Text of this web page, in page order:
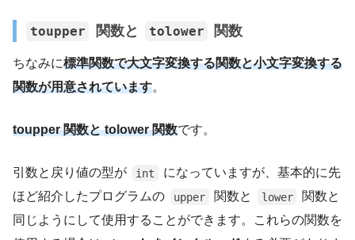
toupper 関数と tolower 関数
ちなみに標準関数で大文字変換する関数と小文字変換する
関数が用意されています。
toupper 関数と tolower 関数です。
引数と戻り値の型が int
になっていますが、基本的に先
ほど紹介したプログラムの
upper 関数と lower
関数と
同じようにして使用することができます。これらの関数を